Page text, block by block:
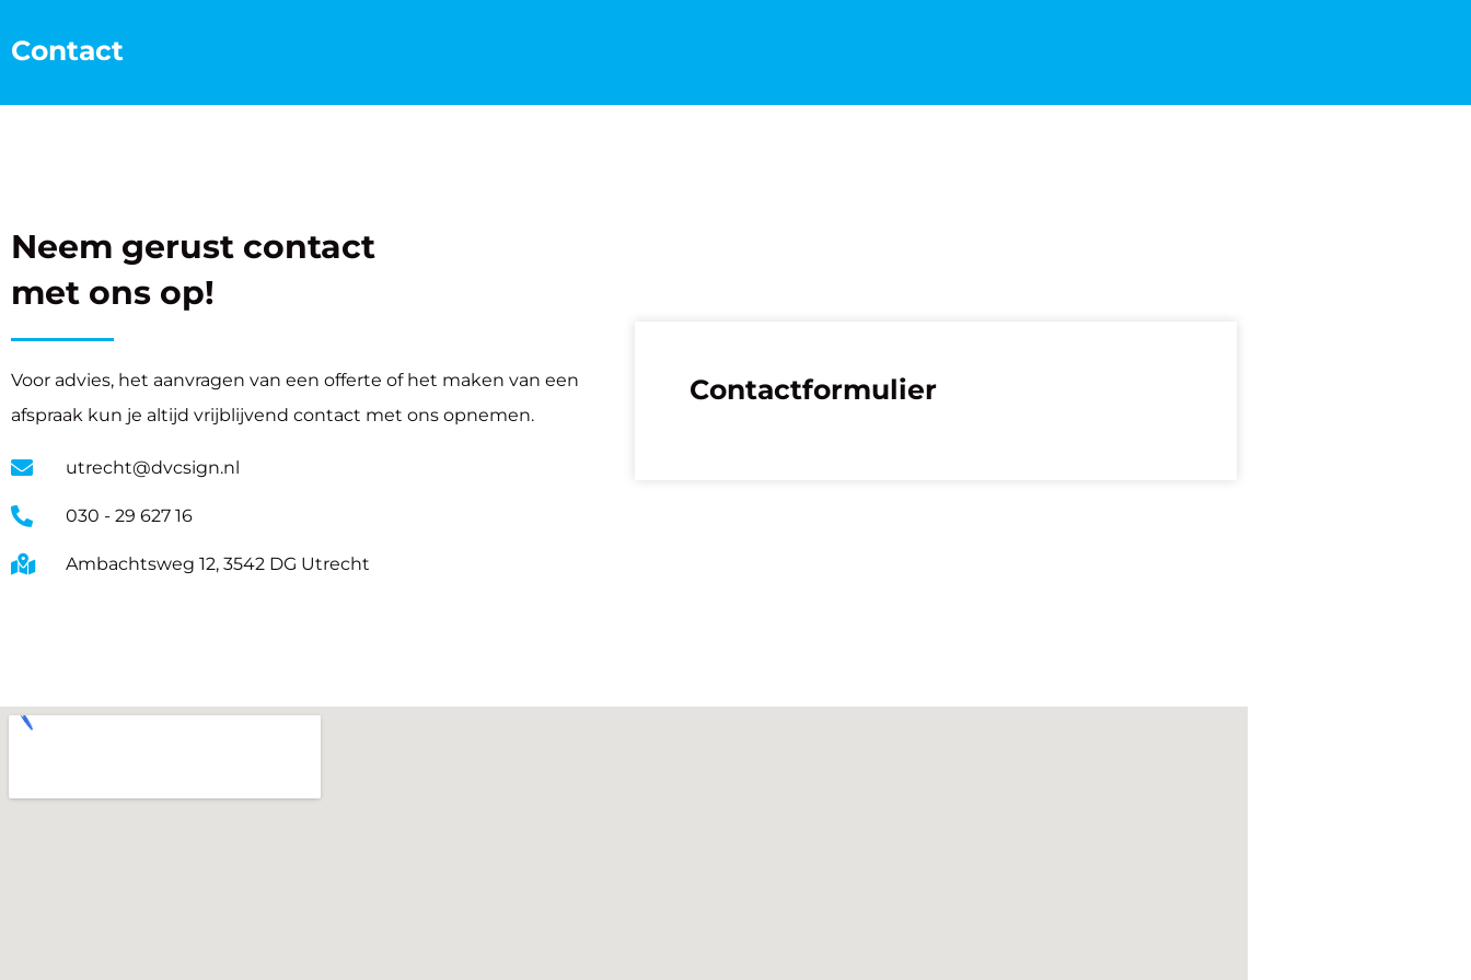
Contact
Neem gerust contact
met ons op!
Voor advies, het aanvragen van een offerte of het maken van een
afspraak kun je altijd vrijblijvend contact met ons opnemen.
utrecht@dvcsign.nl
030 - 29 627 16
Ambachtsweg 12, 3542 DG Utrecht
Contactformulier